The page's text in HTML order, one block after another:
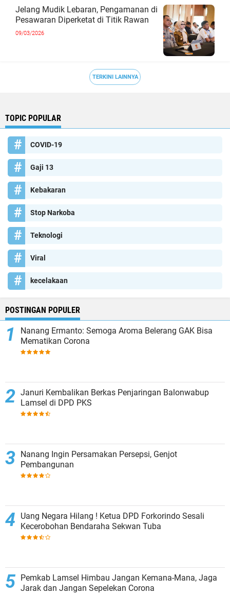
Jelang Mudik Lebaran, Pengamanan di
Pesawaran Diperketat di Titik Rawan
09/03/2026
TERKINI LAINNYA
TOPIC POPULAR
COVID-19
Gaji 13
Kebakaran
Stop Narkoba
Teknologi
Viral
kecelakaan
POSTINGAN POPULER
Nanang Ermanto: Semoga Aroma Belerang GAK Bisa
Mematikan Corona
Januri Kembalikan Berkas Penjaringan Balonwabup
Lamsel di DPD PKS
Nanang Ingin Persamakan Persepsi, Genjot
Pembangunan
Uang Negara Hilang ! Ketua DPD Forkorindo Sesali
Kecerobohan Bendaraha Sekwan Tuba
Pemkab Lamsel Himbau Jangan Kemana-Mana, Jaga
Jarak dan Jangan Sepelekan Corona